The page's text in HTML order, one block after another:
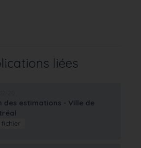
liées
des estimations - Ville de
fichier